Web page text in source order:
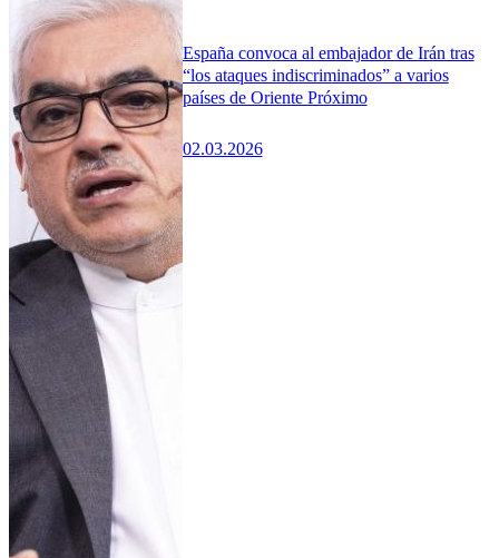
España convoca al embajador de Irán tras
“los ataques indiscriminados” a varios
países de Oriente Próximo
02.03.2026